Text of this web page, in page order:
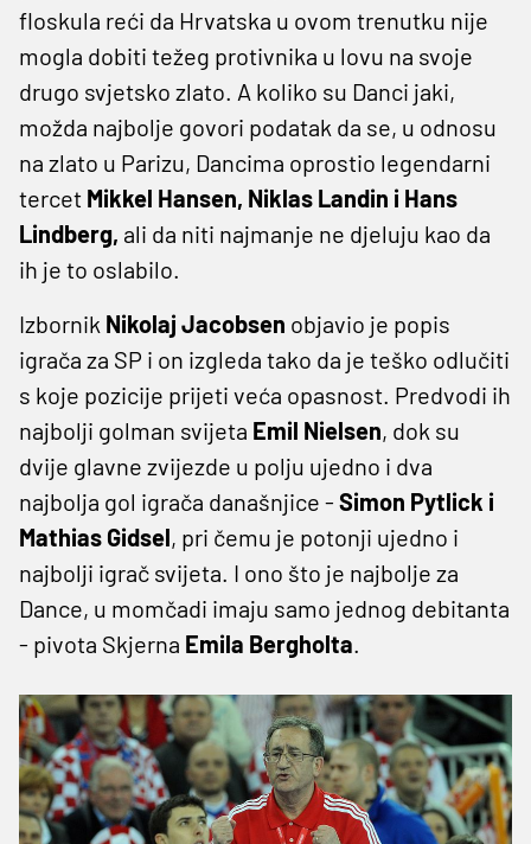
floskula reći da Hrvatska u ovom trenutku nije
mogla dobiti težeg protivnika u lovu na svoje
drugo svjetsko zlato. A koliko su Danci jaki,
možda najbolje govori podatak da se, u odnosu
na zlato u Parizu, Dancima oprostio legendarni
tercet Mikkel Hansen, Niklas Landin i Hans
Lindberg, ali da niti najmanje ne djeluju kao da
ih je to oslabilo.
Izbornik Nikolaj Jacobsen objavio je popis
igrača za SP i on izgleda tako da je teško odlučiti
s koje pozicije prijeti veća opasnost. Predvodi ih
najbolji golman svijeta Emil Nielsen, dok su
dvije glavne zvijezde u polju ujedno i dva
najbolja gol igrača današnjice - Simon Pytlick i
Mathias Gidsel, pri čemu je potonji ujedno i
najbolji igrač svijeta. I ono što je najbolje za
Dance, u momčadi imaju samo jednog debitanta
- pivota Skjerna Emila Bergholta